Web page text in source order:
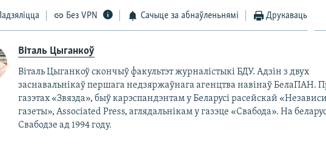
Падзяліцца Без VPN Сачыце за абнаўленьнямі Друкаваць
Віталь Цыганкоў
Віталь Цыганкоў скончыў факультэт журналістыкі БДУ. Адзін з двух
заснавальнікаў першага недзяржаўнага агенцтва навінаў БелаПАН.
газэтах «Звязда», быў карэспандэнтам у Беларусі расейскай
газеты», Associated Рress, аглядальнікам у газэце «Свабода». На
Свабодзе ад 1994 году.